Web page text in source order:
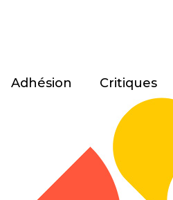
Adhésion Critiques